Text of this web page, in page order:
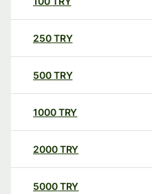
250TRY
500TRY
1000TRY
2000TRY
5000TRY